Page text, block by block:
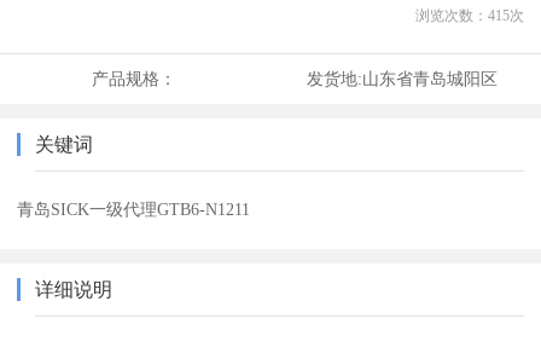
浏览次数： 415次
产品规格： 发货地:山东省青岛城阳区
关键词
青岛SICK一级代理GTB6-N1211
详细说明